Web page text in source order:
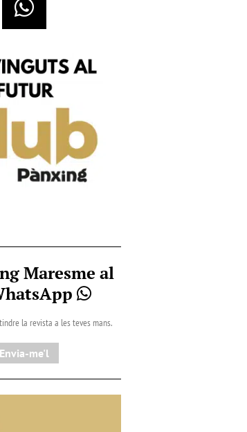
Maresme al
la revista a les teves mans.
Envia-me'l